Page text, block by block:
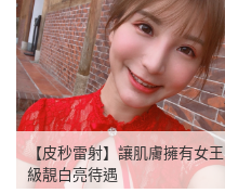
【皮秒雷射】讓肌膚擁有女王
級靚白亮待遇